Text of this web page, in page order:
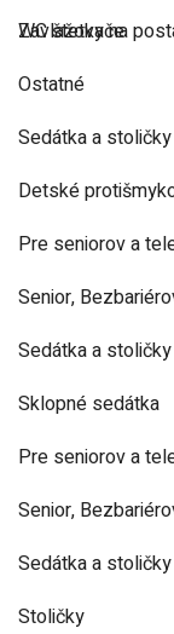
Zavlažovače
WC štetky na
Ostatné
Sedátka a stoličky
Detské
Pre seniorov a
Senior,
Sedátka a stoličky
Sklopné sedátka
Pre seniorov a
Senior,
Sedátka a stoličky
Stoličky